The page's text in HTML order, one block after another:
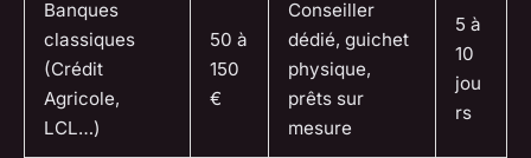
Banques
classiques
(Crédit
Agricole,
LCL…)
50 à
150
€
Conseiller
dédié, guichet
physique,
prêts sur
mesure
5 à
10
jou
rs